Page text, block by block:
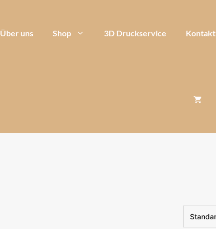
Über uns Shop 3D Druckservice Kontakt